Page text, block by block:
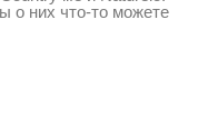
о них что-то можете